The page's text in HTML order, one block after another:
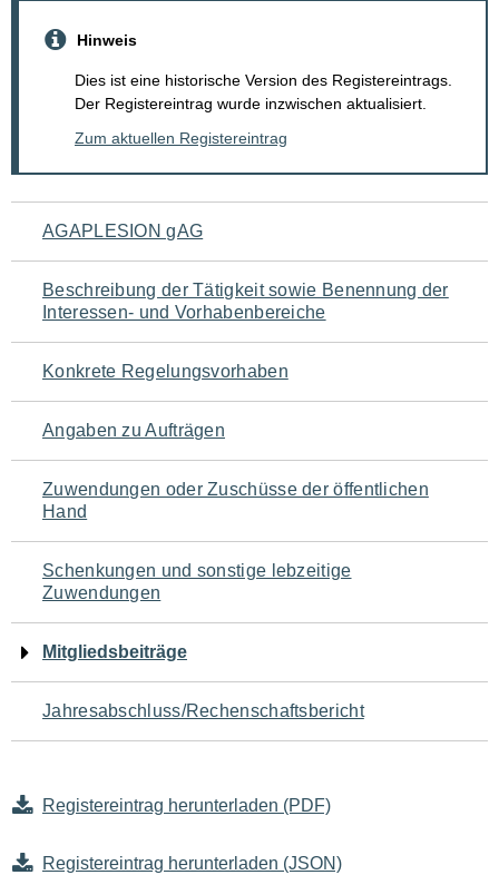
Hinweis
Dies ist eine historische Version des Registereintrags.
Der Registereintrag wurde inzwischen aktualisiert.
Zum aktuellen Registereintrag
Navigation
für
den
Seiteninhalt
AGAPLESION gAG
Beschreibung der Tätigkeit sowie Benennung der
Interessen- und Vorhabenbereiche
Konkrete Regelungsvorhaben
Angaben zu Aufträgen
Zuwendungen oder Zuschüsse der öffentlichen
Hand
Schenkungen und sonstige lebzeitige
Zuwendungen
Mitgliedsbeiträge
Jahresabschluss/Rechenschaftsbericht
Registereintrag herunterladen (PDF)
Registereintrag herunterladen (JSON)